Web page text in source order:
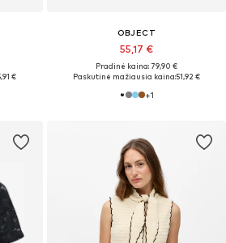
€
OBJECT
55,17 €
Pradinė kaina: 79,90 €
Paskutinė mažiausia kaina:51,92 €
+1